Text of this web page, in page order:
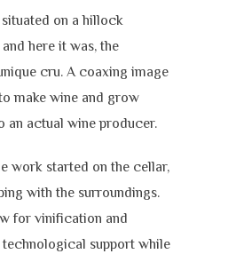
situated on a hillock
here it was, the
cru. A coaxing image
make wine and grow
an actual wine producer.
work started on the cellar,
with the surroundings.
for vinification and
support while